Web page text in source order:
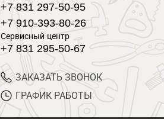
+7 831 297-50-95
+7 910-393-80-26
Сервисный центр
+7 831 295-50-67
ЗАКАЗАТЬ ЗВОНОК
ГРАФИК РАБОТЫ